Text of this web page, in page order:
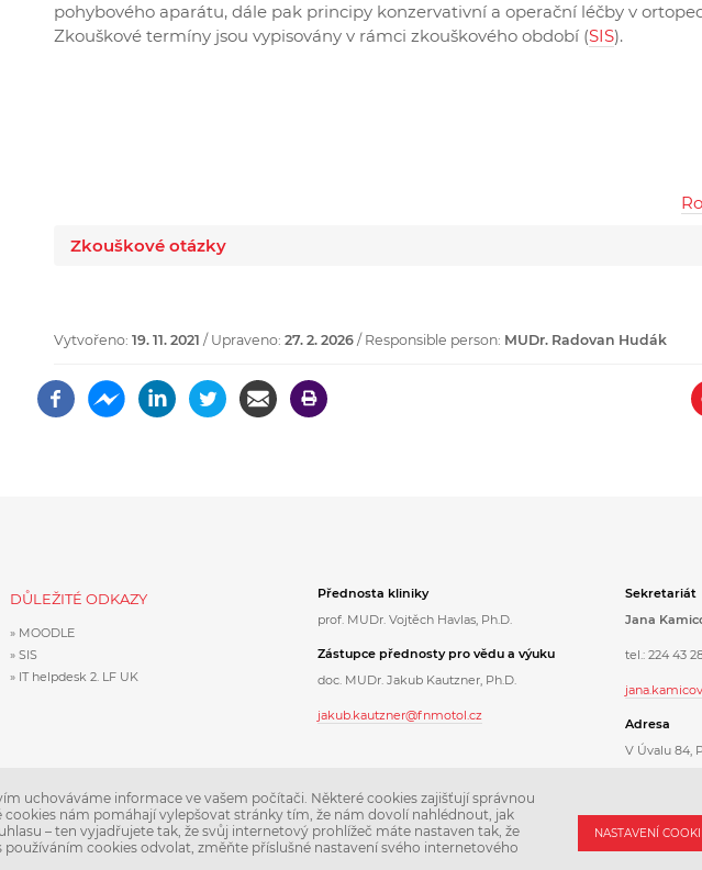
pohybového aparátu, dále pak principy konzervativní a operační léčby v
Zkouškové termíny jsou vypisovány v rámci zkouškového období (SIS).
Zkouškové otázky
Vytvořeno: 19. 11. 2021 / Upraveno: 27. 2. 2026 / Responsible person: MUDr. Radovan Hudák
DŮLEŽITÉ ODKAZY
MOODLE
SIS
IT helpdesk 2. LF UK
Přednosta kliniky
prof. MUDr. Vojtěch Havlas, Ph.D.
Zástupce přednosty pro vědu a výuku
doc. MUDr. Jakub Kautzner, Ph.D.
jakub.kautzner@fnmotol.cz
Sekretariát
Jana
tel.: 224 43
Adresa
V Úvalu 84,
uchováváme informace ve vašem počítači. Některé cookies zajišťují správnou
nám pomáhají vylepšovat stránky tím, že nám dovolí nahlédnout, jak
– ten vyjadřujete tak, že svůj internetový prohlížeč máte nastaven tak, že
cookies odvolat, změňte příslušné nastavení svého internetového
NASTAVENÍ